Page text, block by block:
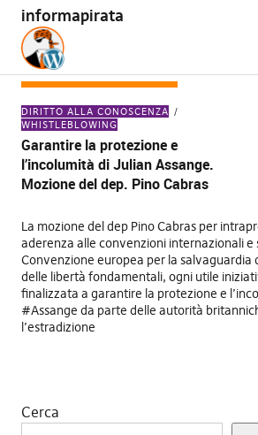
informapirata
TAG:PINO CABRAS
DIRITTO ALLA CONOSCENZA
WHISTLEBLOWING
Garantire la protezione e
l’incolumità di Julian Assange.
Mozione del dep. Pino Cabras
La mozione del dep Pino Cabras per
aderenza alle convenzioni internazionali
Convenzione europea per la salvaguardia
delle libertà fondamentali, ogni utile
finalizzata a garantire la protezione e
#Assange da parte delle autorità
l’estradizione
Cerca